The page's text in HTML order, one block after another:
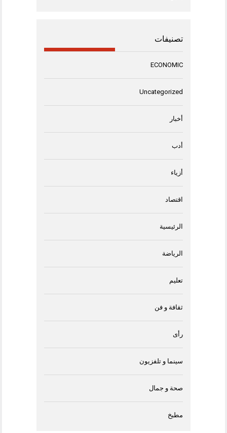
تصنيفات
ECONOMIC
Uncategorized
أخبار
أدب
أزياء
اقتصاد
الرئيسية
الرياضة
تعليم
ثقافة و فن
رأى
سينما و تلفزيون
صحة و جمال
مطبخ